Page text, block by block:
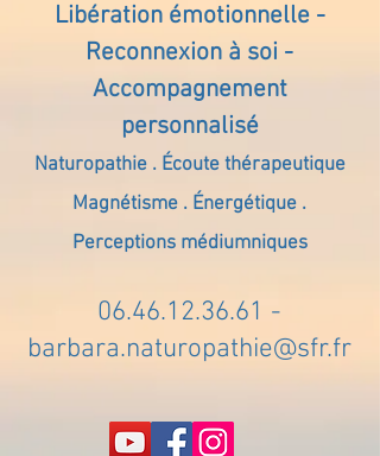
Libération émotionnelle -
Reconnexion à soi -
Accompagnement
personnalisé
Naturopathie . Écoute thérapeutique
Magnétisme . Énergétique .
Perceptions médiumniques
06.46.12.36.61 -
barbara.naturopathie@sfr.fr